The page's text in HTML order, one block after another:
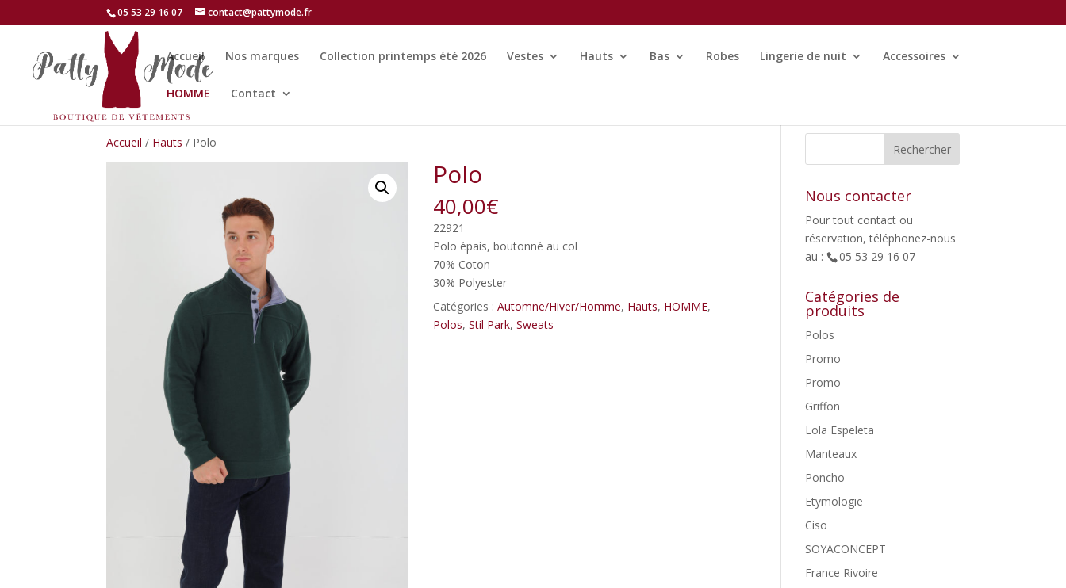
05 53 29 16 07 contact@pattymode.fr
Accueil Nos marques Collection printemps été 2026 Vestes Hauts Bas Robes Lingerie de nuit Accessoires
HOMME Contact
Accueil / Hauts / Polo
Polo
40,00€
22921
Polo épais, boutonné au col
70% Coton
30% Polyester
Catégories :Automne/Hiver/Homme, Hauts, HOMME,
Polos,Stil Park,Sweats
Nous contacter
Pour tout contact ou
réservation, téléphonez-nous
au :
05 53 29 16 07
Catégories de
produits
Polos
Promo
Promo
Griffon
Lola Espeleta
Manteaux
Poncho
Etymologie
Ciso
SOYACONCEPT
France Rivoire